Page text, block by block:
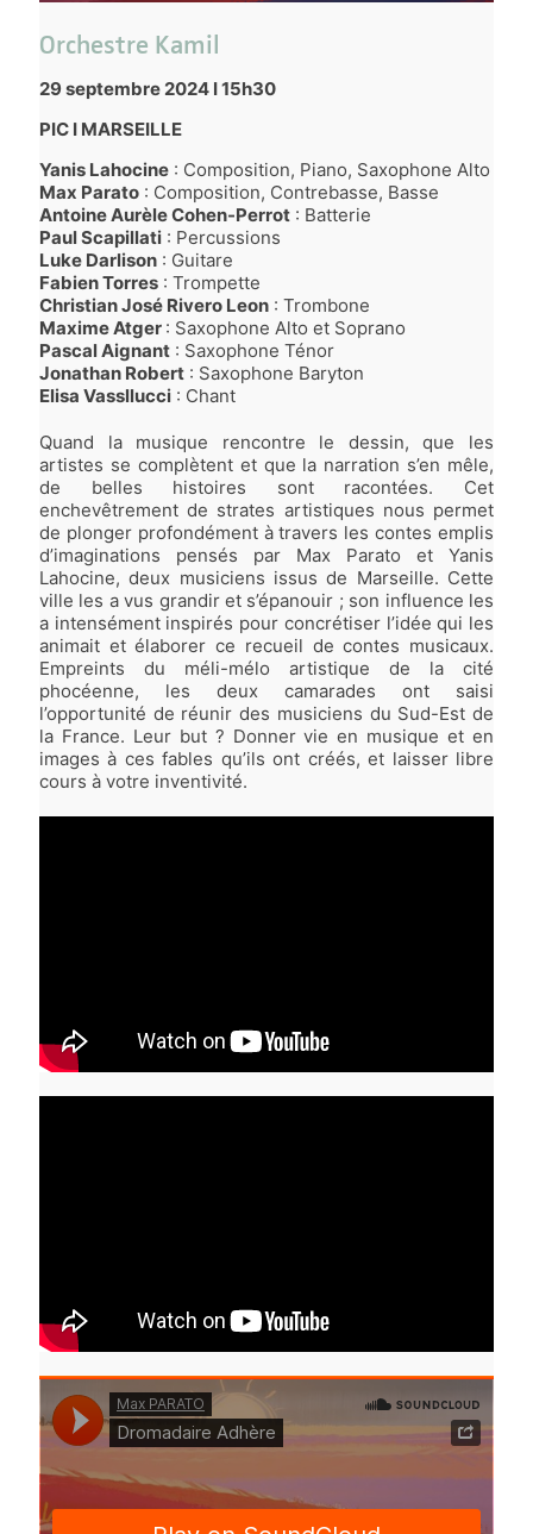
Orchestre Kamil
29 septembre 2024 I 15h30
PIC I MARSEILLE
Yanis Lahocine : Composition, Piano, Saxophone Alto
Max Parato : Composition, Contrebasse, Basse
Antoine Aurèle Cohen-Perrot : Batterie
Paul Scapillati : Percussions
Luke Darlison : Guitare
Fabien Torres : Trompette
Christian José Rivero Leon : Trombone
Maxime Atger : Saxophone Alto et Soprano
Pascal Aignant : Saxophone Ténor
Jonathan Robert : Saxophone Baryton
Elisa Vassllucci : Chant
Quand la musique rencontre le dessin, que les
artistes se complètent et que la narration s’en mêle,
de belles histoires sont racontées. Cet
enchevêtrement de strates artistiques nous permet
de plonger profondément à travers les contes emplis
d’imaginations pensés par Max Parato et Yanis
Lahocine, deux musiciens issus de Marseille. Cette
ville les a vus grandir et s’épanouir ; son influence les
a intensément inspirés pour concrétiser l’idée qui les
animait et élaborer ce recueil de contes musicaux.
Empreints du méli-mélo artistique de la cité
phocéenne, les deux camarades ont saisi
l’opportunité de réunir des musiciens du Sud-Est de
la France. Leur but ? Donner vie en musique et en
images à ces fables qu’ils ont créés, et laisser libre
cours à votre inventivité.